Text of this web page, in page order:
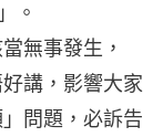
。
無事發生，
講，影響大家
問題，必訴告